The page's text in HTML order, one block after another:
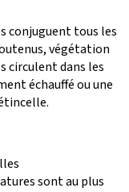
conjuguent tous les
végétation
circulent dans les
échauffé ou une
sont au plus